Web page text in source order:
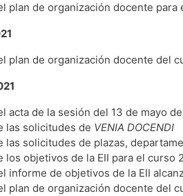
plan de organización docente para
plan de organización docente del
acta de la sesión del 13 de mayo de
las solicitudes de VENIA DOCENDI
las solicitudes de plazas,
los objetivos de la EII para el curso
informe de objetivos de la EII
plan de organización docente del